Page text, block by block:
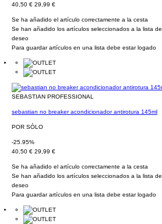
40,50 € 29,99 €
Se ha añadido el artículo correctamente a la cesta
Se han añadido los artículos seleccionados a la lista de
deseo
Para guardar artículos en una lista debe estar logado
SEBASTIAN PROFESSIONAL
sebastian no breaker acondicionador antirotura 145ml
POR SÓLO
-25.95%
40,50 € 29,99 €
Se ha añadido el artículo correctamente a la cesta
Se han añadido los artículos seleccionados a la lista de
deseo
Para guardar artículos en una lista debe estar logado